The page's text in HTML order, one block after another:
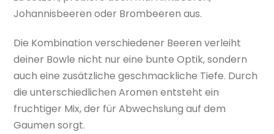
Johannisbeeren oder Brombeeren aus.
Die Kombination verschiedener Beeren verleiht
deiner Bowle nicht nur eine bunte Optik, sondern
auch eine zusätzliche geschmackliche Tiefe. Durch
die unterschiedlichen Aromen entsteht ein
fruchtiger Mix, der für Abwechslung auf dem
Gaumen sorgt.